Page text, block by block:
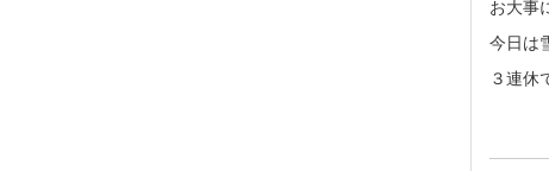
お大事
今日は
３連休